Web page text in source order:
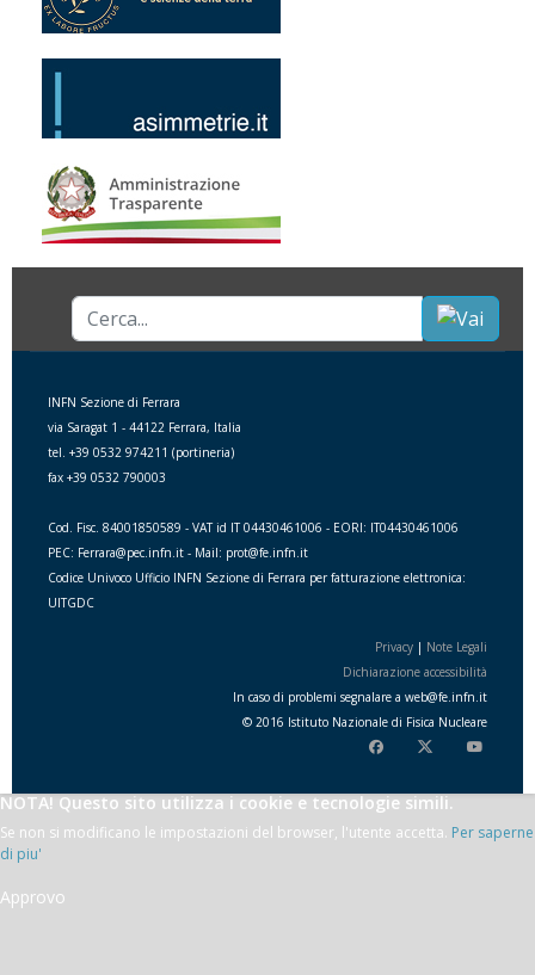
Cerca...
INFN Sezione di Ferrara
via Saragat 1 - 44122 Ferrara, Italia
tel. +39 0532 974211 (portineria)
fax +39 0532 790003
Cod. Fisc. 84001850589 - VAT id IT 04430461006 - EORI: IT04430461006
PEC: Ferrara@pec.infn.it - Mail: prot@fe.infn.it
Codice Univoco Ufficio INFN Sezione di Ferrara per fatturazione elettronica:
UITGDC
Privacy | Note Legali
Dichiarazione accessibilità
In caso di problemi segnalare a web@fe.infn.it
© 2016 Istituto Nazionale di Fisica Nucleare
NOTA! Questo sito utilizza i cookie e tecnologie simili.
Se non si modificano le impostazioni del browser, l'utente accetta. Per saperne
di piu'
Approvo